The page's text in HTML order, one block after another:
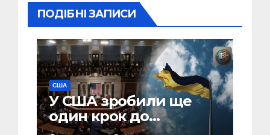
ПОДІБНІ ЗАПИСИ
США
У США зробили ще
один крок до
введення “пекельних